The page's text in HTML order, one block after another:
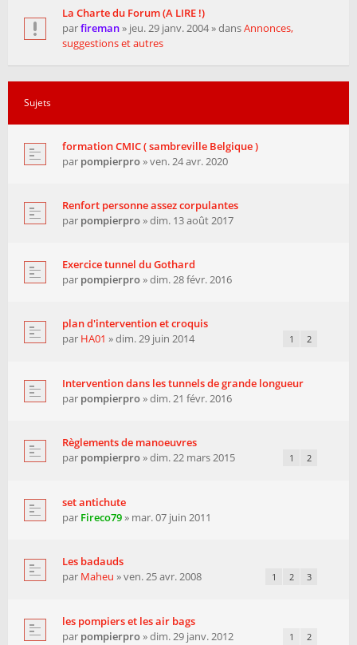
La Charte du Forum (A LIRE !)
parfireman» jeu. 29 janv. 2004 » dansAnnonces,
suggestions et autres
Sujets
formation CMIC ( sambreville Belgique )
par pompierpro» ven. 24 avr. 2020
Renfort personne assez corpulantes
par pompierpro» dim. 13 août 2017
Exercice tunnel du Gothard
par pompierpro» dim. 28 févr. 2016
plan d'intervention et croquis
par HA01 » dim. 29 juin 2014 1 2
Intervention dans les tunnels de grande longueur
par pompierpro» dim. 21 févr. 2016
Règlements de manoeuvres
par pompierpro» dim. 22 mars 2015 1 2
set antichute
par Fireco79» mar. 07 juin 2011
Les badauds
par Maheu » ven. 25 avr. 2008 1 2 3
les pompiers et les air bags
par pompierpro» dim. 29 janv. 2012 1 2